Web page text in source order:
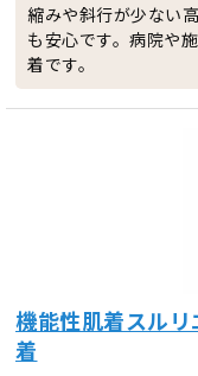
縮みや斜行が少ない
も安心です。病院や
着です。
機能性肌着スル
着